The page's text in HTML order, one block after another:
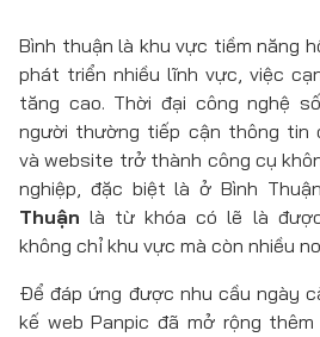
Bình thuận là khu vực tiềm năng
phát triển nhiều lĩnh vực, việc
tăng cao. Thời đại công nghệ
người thường tiếp cận thông tin
và website trở thành công cụ
nghiệp, đặc biệt là ở Bình
Thuận là từ khóa có lẽ là
không chỉ khu vực mà còn nhiều
Để đáp ứng được nhu cầu ngày
kế web Panpic đã mở rộng thêm